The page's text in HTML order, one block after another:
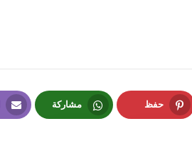
حفظ مشاركة